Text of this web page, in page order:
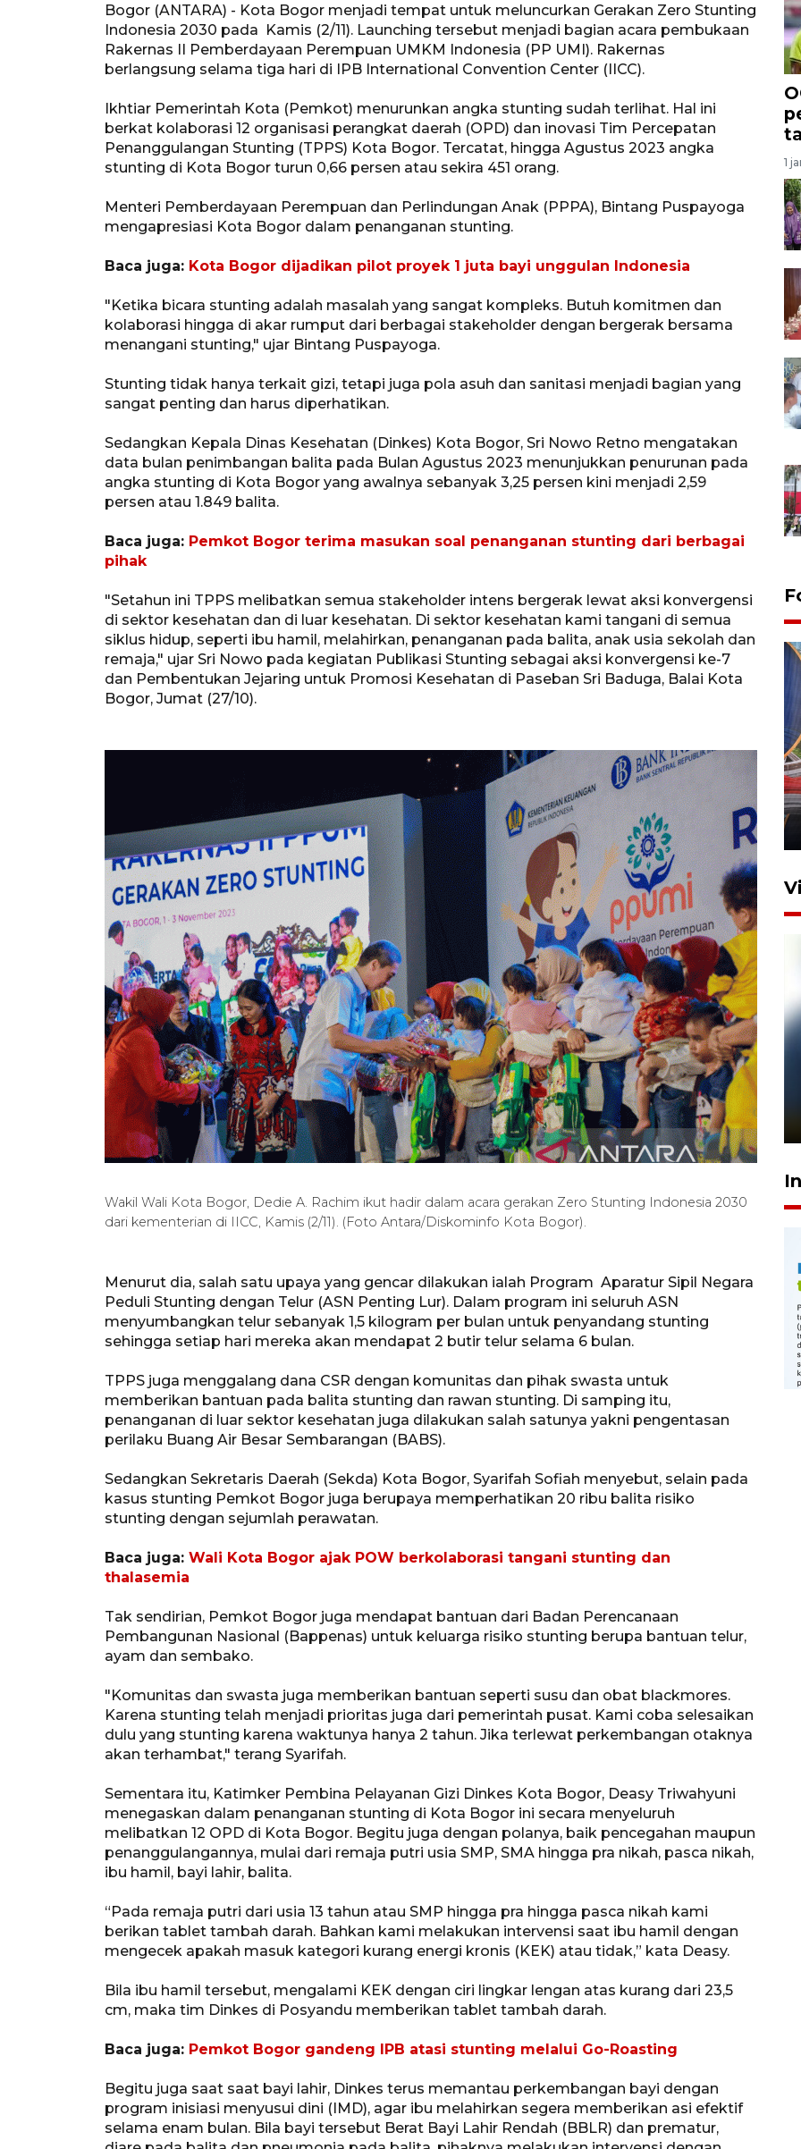
Bogor (ANTARA) - Kota Bogor menjadi tempat untuk meluncurkan Gerakan Zero Stunting
Indonesia 2030 pada Kamis (2/11). Launching tersebut menjadi bagian acara pembukaan
Rakernas II Pemberdayaan Perempuan UMKM Indonesia (PP UMI). Rakernas
berlangsung selama tiga hari di IPB International Convention Center (IICC).
Ikhtiar Pemerintah Kota (Pemkot) menurunkan angka stunting sudah terlihat. Hal ini
berkat kolaborasi 12 organisasi perangkat daerah (OPD) dan inovasi Tim Percepatan
Penanggulangan Stunting (TPPS) Kota Bogor. Tercatat, hingga Agustus 2023 angka
stunting di Kota Bogor turun 0,66 persen atau sekira 451 orang.
Menteri Pemberdayaan Perempuan dan Perlindungan Anak (PPPA), Bintang Puspayoga
mengapresiasi Kota Bogor dalam penanganan stunting.
Baca juga: Kota Bogor dijadikan pilot proyek 1 juta bayi unggulan Indonesia
"Ketika bicara stunting adalah masalah yang sangat kompleks. Butuh komitmen dan
kolaborasi hingga di akar rumput dari berbagai stakeholder dengan bergerak bersama
menangani stunting," ujar Bintang Puspayoga.
Stunting tidak hanya terkait gizi, tetapi juga pola asuh dan sanitasi menjadi bagian yang
sangat penting dan harus diperhatikan.
Sedangkan Kepala Dinas Kesehatan (Dinkes) Kota Bogor, Sri Nowo Retno mengatakan
data bulan penimbangan balita pada Bulan Agustus 2023 menunjukkan penurunan pada
angka stunting di Kota Bogor yang awalnya sebanyak 3,25 persen kini menjadi 2,59
persen atau 1.849 balita.
Baca juga: Pemkot Bogor terima masukan soal penanganan stunting dari berbagai
pihak
"Setahun ini TPPS melibatkan semua stakeholder intens bergerak lewat aksi konvergensi
di sektor kesehatan dan di luar kesehatan. Di sektor kesehatan kami tangani di semua
siklus hidup, seperti ibu hamil, melahirkan, penanganan pada balita, anak usia sekolah dan
remaja," ujar Sri Nowo pada kegiatan Publikasi Stunting sebagai aksi konvergensi ke-7
dan Pembentukan Jejaring untuk Promosi Kesehatan di Paseban Sri Baduga, Balai Kota
Bogor, Jumat (27/10).
Wakil Wali Kota Bogor, Dedie A. Rachim ikut hadir dalam acara gerakan Zero Stunting Indonesia 2030
dari kementerian di IICC, Kamis (2/11). (Foto Antara/Diskominfo Kota Bogor).
Menurut dia, salah satu upaya yang gencar dilakukan ialah Program Aparatur Sipil Negara
Peduli Stunting dengan Telur (ASN Penting Lur). Dalam program ini seluruh ASN
menyumbangkan telur sebanyak 1,5 kilogram per bulan untuk penyandang stunting
sehingga setiap hari mereka akan mendapat 2 butir telur selama 6 bulan.
TPPS juga menggalang dana CSR dengan komunitas dan pihak swasta untuk
memberikan bantuan pada balita stunting dan rawan stunting. Di samping itu,
penanganan di luar sektor kesehatan juga dilakukan salah satunya yakni pengentasan
perilaku Buang Air Besar Sembarangan (BABS).
Sedangkan Sekretaris Daerah (Sekda) Kota Bogor, Syarifah Sofiah menyebut, selain pada
kasus stunting Pemkot Bogor juga berupaya memperhatikan 20 ribu balita risiko
stunting dengan sejumlah perawatan.
Baca juga: Wali Kota Bogor ajak POW berkolaborasi tangani stunting dan
thalasemia
Tak sendirian, Pemkot Bogor juga mendapat bantuan dari Badan Perencanaan
Pembangunan Nasional (Bappenas) untuk keluarga risiko stunting berupa bantuan telur,
ayam dan sembako.
"Komunitas dan swasta juga memberikan bantuan seperti susu dan obat blackmores.
Karena stunting telah menjadi prioritas juga dari pemerintah pusat. Kami coba selesaikan
dulu yang stunting karena waktunya hanya 2 tahun. Jika terlewat perkembangan otaknya
akan terhambat," terang Syarifah.
Sementara itu, Katimker Pembina Pelayanan Gizi Dinkes Kota Bogor, Deasy Triwahyuni
menegaskan dalam penanganan stunting di Kota Bogor ini secara menyeluruh
melibatkan 12 OPD di Kota Bogor. Begitu juga dengan polanya, baik pencegahan maupun
penanggulangannya, mulai dari remaja putri usia SMP, SMA hingga pra nikah, pasca nikah,
ibu hamil, bayi lahir, balita.
“Pada remaja putri dari usia 13 tahun atau SMP hingga pra hingga pasca nikah kami
berikan tablet tambah darah. Bahkan kami melakukan intervensi saat ibu hamil dengan
mengecek apakah masuk kategori kurang energi kronis (KEK) atau tidak,” kata Deasy.
Bila ibu hamil tersebut, mengalami KEK dengan ciri lingkar lengan atas kurang dari 23,5
cm, maka tim Dinkes di Posyandu memberikan tablet tambah darah.
Baca juga: Pemkot Bogor gandeng IPB atasi stunting melalui Go-Roasting
Begitu juga saat saat bayi lahir, Dinkes terus memantau perkembangan bayi dengan
program inisiasi menyusui dini (IMD), agar ibu melahirkan segera memberikan asi efektif
selama enam bulan. Bila bayi tersebut Berat Bayi Lahir Rendah (BBLR) dan prematur,
1
Komisi V DPR tinjau
perlintasan sebidang di
Stasiun Bogor
12 Juni 2026 18:49
Pelanggan Filaha Farm setia
sampai 8 tahan?
1 Juni 2026 05:47
Memberantas kejahatan